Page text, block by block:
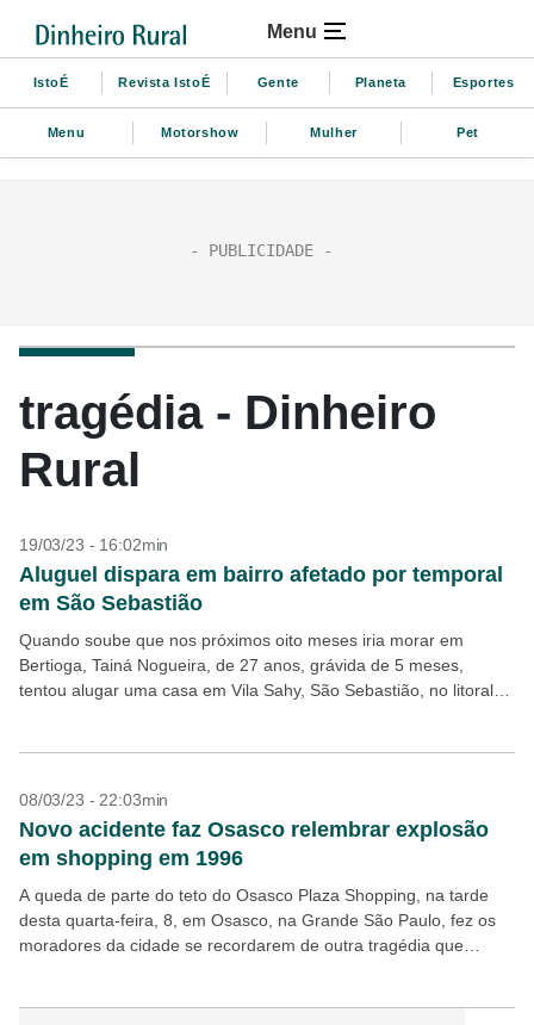
Menu
IstoÉ Revista IstoÉ Gente Planeta Esportes
Menu Motorshow Mulher Pet
tragédia - Dinheiro
Rural
19/03/23 - 16:02min
Aluguel dispara em bairro afetado por temporal
em São Sebastião
Quando soube que nos próximos oito meses iria morar em
Bertioga, Tainá Nogueira, de 27 anos, grávida de 5 meses,
tentou alugar uma casa em Vila Sahy, São Sebastião, no litoral
08/03/23 - 22:03min
Novo acidente faz Osasco relembrar explosão
em shopping em 1996
A queda de parte do teto do Osasco Plaza Shopping, na tarde
desta quarta-feira, 8, em Osasco, na Grande São Paulo, fez os
moradores da cidade se recordarem de outra tragédia que